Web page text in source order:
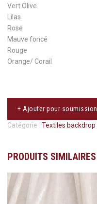
Vert Olive
Lilas
Rose
Mauve foncé
Rouge
Orange/ Corail
+ Ajouter pour soumission
Catégorie : Textiles backdrop
PRODUITS SIMILAIRES